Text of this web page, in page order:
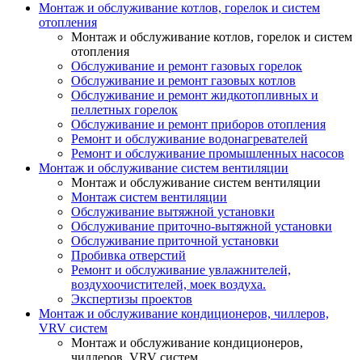
Монтаж и обслуживание котлов, горелок и систем
отопления
Монтаж и обслуживание котлов, горелок и систем
отопления
Обслуживание и ремонт газовых горелок
Обслуживание и ремонт газовых котлов
Обслуживание и ремонт жидкотопливных и
пеллетных горелок
Обслуживание и ремонт приборов отопления
Ремонт и обслуживание водонагревателей
Ремонт и обслуживание промышленных насосов
Монтаж и обслуживание систем вентиляции
Монтаж и обслуживание систем вентиляции
Монтаж систем вентиляции
Обслуживание вытяжной установки
Обслуживание приточно-вытяжной установки
Обслуживание приточной установки
Пробивка отверстий
Ремонт и обслуживание увлажнителей,
воздухоочистителей, моек воздуха.
Экспертизы проектов
Монтаж и обслуживание кондиционеров, чиллеров,
VRV систем
Монтаж и обслуживание кондиционеров,
чиллеров, VRV систем